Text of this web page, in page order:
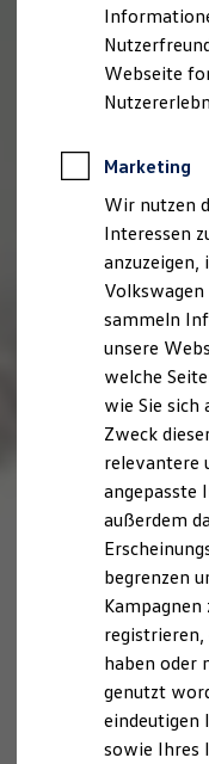
Webseite
Marketing
Wir nutzen
Interessen
Volkswagen
sammeln
unsere
welche
wie Sie sich
Zweck
relevantere
angepasste
außerdem
begrenzen
Kampagnen
registrieren,
haben oder
genutzt
eindeutigen
sowie Ihres